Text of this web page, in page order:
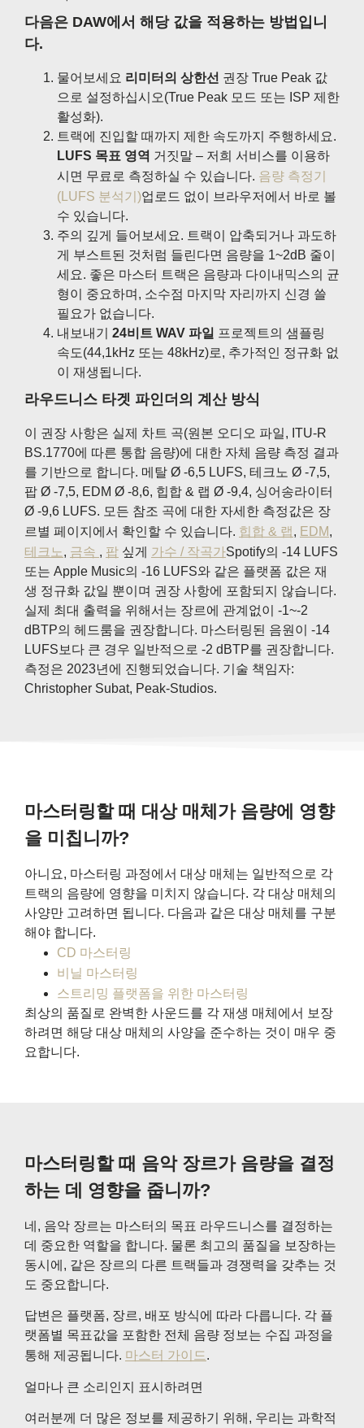
다음은 DAW에서 해당 값을 적용하는 방법입니
다.
물어보세요 리미터의 상한선 권장 True Peak 값
으로 설정하십시오(True Peak 모드 또는 ISP 제한
활성화).
트랙에 진입할 때까지 제한 속도까지 주행하세요.
LUFS 목표 영역 거짓말 – 저희 서비스를 이용하
시면 무료로 측정하실 수 있습니다. 음량 측정기
(LUFS 분석기)업로드 없이 브라우저에서 바로 볼
수 있습니다.
주의 깊게 들어보세요. 트랙이 압축되거나 과도하
게 부스트된 것처럼 들린다면 음량을 1~2dB 줄이
세요. 좋은 마스터 트랙은 음량과 다이내믹스의 균
형이 중요하며, 소수점 마지막 자리까지 신경 쓸
필요가 없습니다.
내보내기 24비트 WAV 파일 프로젝트의 샘플링
속도(44,1kHz 또는 48kHz)로, 추가적인 정규화 없
이 재생됩니다.
라우드니스 타겟 파인더의 계산 방식
이 권장 사항은 실제 차트 곡(원본 오디오 파일, ITU-R
BS.1770에 따른 통합 음량)에 대한 자체 음량 측정 결과
를 기반으로 합니다. 메탈 Ø -6,5 LUFS, 테크노 Ø -7,5,
팝 Ø -7,5, EDM Ø -8,6, 힙합 & 랩 Ø -9,4, 싱어송라이터
Ø -9,6 LUFS. 모든 참조 곡에 대한 자세한 측정값은 장
르별 페이지에서 확인할 수 있습니다. 힙합 & 랩, EDM,
테크노, 금속 , 팝 싶게 가수 / 작곡가Spotify의 -14 LUFS
또는 Apple Music의 -16 LUFS와 같은 플랫폼 값은 재
생 정규화 값일 뿐이며 권장 사항에 포함되지 않습니다.
실제 최대 출력을 위해서는 장르에 관계없이 -1~-2
dBTP의 헤드룸을 권장합니다. 마스터링된 음원이 -14
LUFS보다 큰 경우 일반적으로 -2 dBTP를 권장합니다.
측정은 2023년에 진행되었습니다. 기술 책임자:
Christopher Subat, Peak-Studios.
마스터링할 때 대상 매체가 음량에 영향
을 미칩니까?
아니요, 마스터링 과정에서 대상 매체는 일반적으로 각
트랙의 음량에 영향을 미치지 않습니다. 각 대상 매체의
사양만 고려하면 됩니다. 다음과 같은 대상 매체를 구분
해야 합니다.
CD 마스터링
비닐 마스터링
스트리밍 플랫폼을 위한 마스터링
최상의 품질로 완벽한 사운드를 각 재생 매체에서 보장
하려면 해당 대상 매체의 사양을 준수하는 것이 매우 중
요합니다.
마스터링할 때 음악 장르가 음량을 결정
하는 데 영향을 줍니까?
네, 음악 장르는 마스터의 목표 라우드니스를 결정하는
데 중요한 역할을 합니다. 물론 최고의 품질을 보장하는
동시에, 같은 장르의 다른 트랙들과 경쟁력을 갖추는 것
도 중요합니다.
답변은 플랫폼, 장르, 배포 방식에 따라 다릅니다. 각 플
랫폼별 목표값을 포함한 전체 음량 정보는 수집 과정을
통해 제공됩니다. 마스터 가이드.
얼마나 큰 소리인지 표시하려면
여러분께 더 많은 정보를 제공하기 위해, 우리는 과학적